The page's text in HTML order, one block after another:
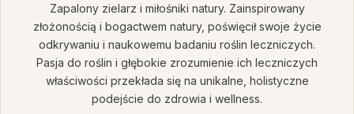
Zapalony zielarz i miłośniki natury. Zainspirowany
złożonością i bogactwem natury, poświęcił swoje życie
odkrywaniu i naukowemu badaniu roślin leczniczych.
Pasja do roślin i głębokie zrozumienie ich leczniczych
właściwości przekłada się na unikalne, holistyczne
podejście do zdrowia i wellness.